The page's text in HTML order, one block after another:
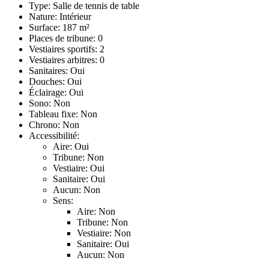
Type: Salle de tennis de table
Nature: Intérieur
Surface: 187 m²
Places de tribune: 0
Vestiaires sportifs: 2
Vestiaires arbitres: 0
Sanitaires: Oui
Douches: Oui
Éclairage: Oui
Sono: Non
Tableau fixe: Non
Chrono: Non
Accessibilité:
Aire: Oui
Tribune: Non
Vestiaire: Oui
Sanitaire: Oui
Aucun: Non
Sens:
Aire: Non
Tribune: Non
Vestiaire: Non
Sanitaire: Oui
Aucun: Non